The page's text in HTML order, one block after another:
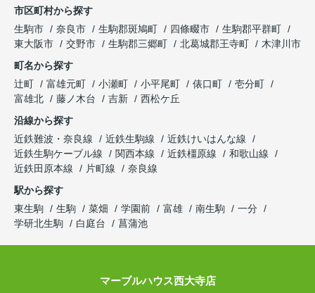
市区町村から探す
生駒市
奈良市 生駒郡斑鳩町 四條畷市
生駒郡平群町
東大阪市
交野市 生駒郡三郷町 北葛城郡王寺町
木津川市
町名から探す
辻町
富雄元町 小瀬町 小平尾町 俵口町
壱分町
富雄北
藤ノ木台 吉新
西松ケ丘
沿線から探す
近鉄難波・奈良線
近鉄生駒線
近鉄けいはんな線
近鉄生駒ケーブル線
関西本線 近鉄橿原線
和歌山線
近鉄田原本線
片町線
奈良線
駅から探す
東生駒
生駒 菜畑 学園前 富雄 南生駒
一分
学研北生駒
白庭台 菖蒲池
マーブルハウス西大寺店